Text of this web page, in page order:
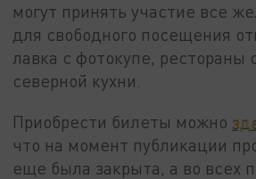
могут принять участие все
для свободного посещения
лавка с фотокупе, рестораны
северной кухни.
Приобрести билеты можно
что на момент публикации
еще была закрыта, а во всех